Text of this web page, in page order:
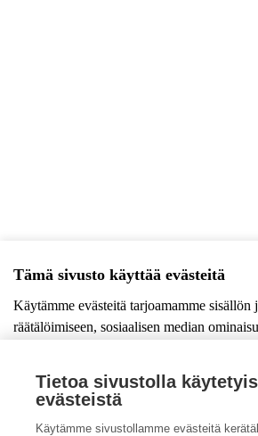
Näytä rekisteriseloste
Tämä sivusto käyttää evästeitä
Käytämme evästeitä tarjoamamme sisällön
räätälöimiseen, sosiaalisen median
siitä, miten käytät sivustoamme.
Tietoa sivustolla
evästeistä
Käytämme sivustollamme evästeitä